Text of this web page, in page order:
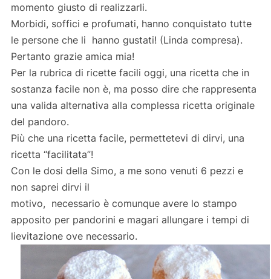
momento giusto di realizzarli.
Morbidi, soffici e profumati, hanno conquistato tutte
le persone che li hanno gustati! (Linda compresa).
Pertanto grazie amica mia!
Per la rubrica di ricette facili oggi, una ricetta che in
sostanza facile non è, ma posso dire che rappresenta
una valida alternativa alla complessa ricetta originale
del pandoro.
Più che una ricetta facile, permettetevi di dirvi, una
ricetta “facilitata”!
Con le dosi della Simo, a me sono venuti 6 pezzi e
non saprei dirvi il
motivo, necessario è comunque avere lo stampo
apposito per pandorini e magari allungare i tempi di
lievitazione ove necessario.